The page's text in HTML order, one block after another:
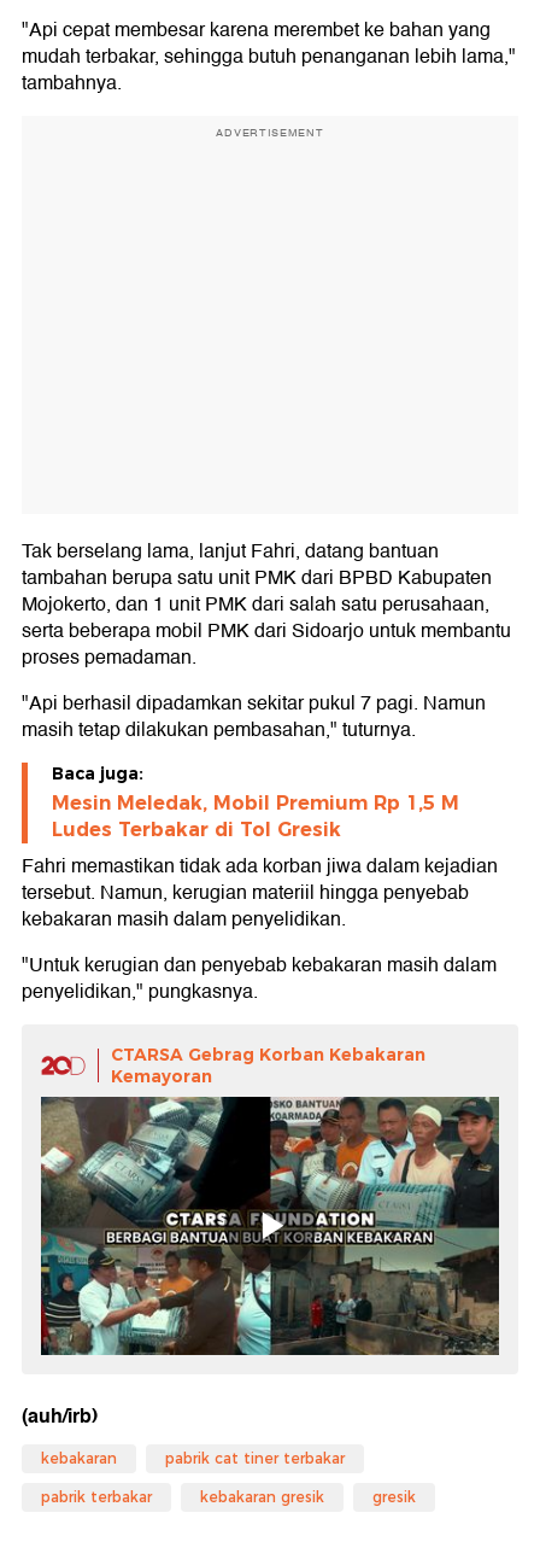
"Api cepat membesar karena merembet ke bahan yang
mudah terbakar, sehingga butuh penanganan lebih lama,"
tambahnya.
ADVERTISEMENT
Tak berselang lama, lanjut Fahri, datang bantuan
tambahan berupa satu unit PMK dari BPBD Kabupaten
Mojokerto, dan 1 unit PMK dari salah satu perusahaan,
serta beberapa mobil PMK dari Sidoarjo untuk membantu
proses pemadaman.
"Api berhasil dipadamkan sekitar pukul 7 pagi. Namun
masih tetap dilakukan pembasahan," tuturnya.
Baca juga:
Mesin Meledak, Mobil Premium Rp 1,5 M
Ludes Terbakar di Tol Gresik
Fahri memastikan tidak ada korban jiwa dalam kejadian
tersebut. Namun, kerugian materiil hingga penyebab
kebakaran masih dalam penyelidikan.
"Untuk kerugian dan penyebab kebakaran masih dalam
penyelidikan," pungkasnya.
CTARSA Gebrag Korban Kebakaran
Kemayoran
(auh/irb)
kebakaran pabrik cat tiner terbakar
pabrik terbakar kebakaran gresik gresik